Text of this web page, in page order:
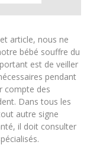
article, nous ne
bébé souffre du
est de veiller
pendant
compte des
Dans tous les
autre signe
il doit consulter